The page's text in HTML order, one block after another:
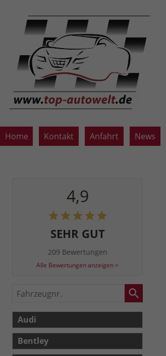
Home Kontakt Anfahrt News
4,9
SEHR GUT
209 Bewertungen
Alle Bewertungen anzeigen >
Fahrzeugnr.
Audi
Bentley